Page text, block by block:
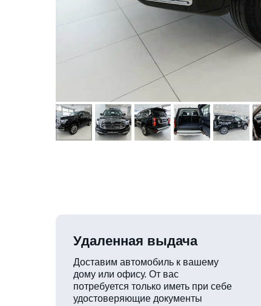
Доставим автомобиль к вашему
дому или офису. От вас
потребуется только иметь при себе
удостоверяющие документы
Удаленная выдача